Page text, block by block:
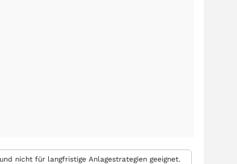
nicht für langfristige Anlagestrategien geeignet.